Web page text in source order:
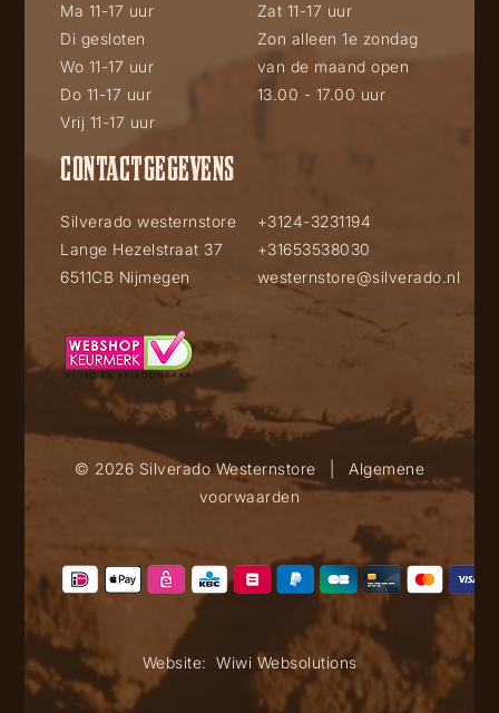
Ma 11-17 uur
Di gesloten
Wo 11-17 uur
Do 11-17 uur
Vrij 11-17 uur
Zat 11-17 uur
Zon alleen 1e zondag
van de maand open
13.00 - 17.00 uur
CONTACTGEGEVENS
Silverado westernstore
Lange Hezelstraat 37
6511CB Nijmegen
+3124-3231194
+31653538030
westernstore@silverado.nl
© 2026 Silverado Westernstore
Algemene
voorwaarden
Website: Wiwi Websolutions